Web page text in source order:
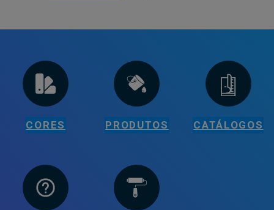
CORES PRODUTOS CATÁLOGOS